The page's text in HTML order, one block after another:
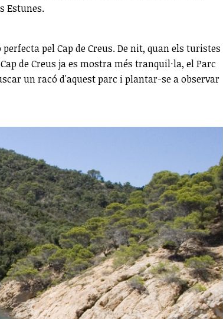
Estunes.
pel Cap de Creus. De nit, quan els turistes
de Creus ja es mostra més tranquil·la, el Parc
un racó d'aquest parc i plantar-se a observar